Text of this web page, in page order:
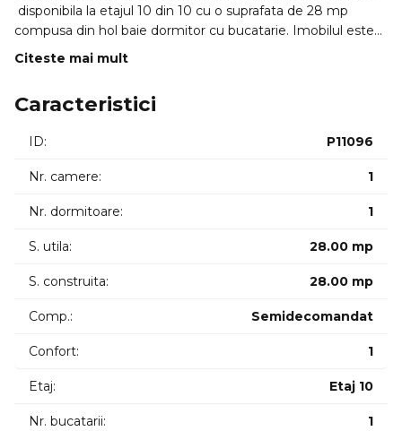
disponibila la etajul 10 din 10 cu o suprafata de 28 mp
compusa din hol baie dormitor cu bucatarie. Imobilul este
situat in apropiere de piatastatie RATPscoligradinita la 5
ID intern: 4171.
____________________________
located in the Manastur neighborhood BIG area available
consisting of hall bathroom bedroom with kitchen. The
building is located near the market RATP station schools
kindergarten 5 minutes from BIG.
Citeste mai mult
Caracteristici
ID: P11096
Nr. camere: 1
Nr. dormitoare: 1
S. utila: 28.00 mp
S. construita: 28.00 mp
Comp.: Semidecomandat
Confort: 1
Etaj: Etaj 10
Nr. bucatarii: 1